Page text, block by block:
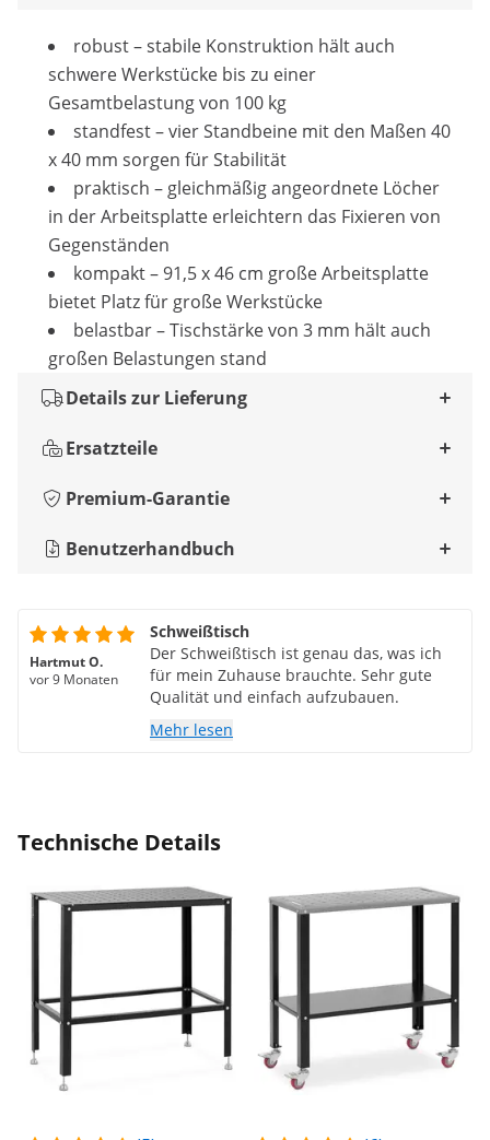
robust – stabile Konstruktion hält auch
schwere Werkstücke bis zu einer
Gesamtbelastung von 100 kg
standfest – vier Standbeine mit den Maßen 40
x 40 mm sorgen für Stabilität
praktisch – gleichmäßig angeordnete Löcher
in der Arbeitsplatte erleichtern das Fixieren von
Gegenständen
kompakt – 91,5 x 46 cm große Arbeitsplatte
bietet Platz für große Werkstücke
belastbar – Tischstärke von 3 mm hält auch
großen Belastungen stand
Details zur Lieferung
Ersatzteile
Premium-Garantie
Benutzerhandbuch
Hartmut O.
vor 9 Monaten
Schweißtisch
Der Schweißtisch ist genau das, was ich
für mein Zuhause brauchte. Sehr gute
Qualität und einfach aufzubauen.
Mehr lesen
Technische Details